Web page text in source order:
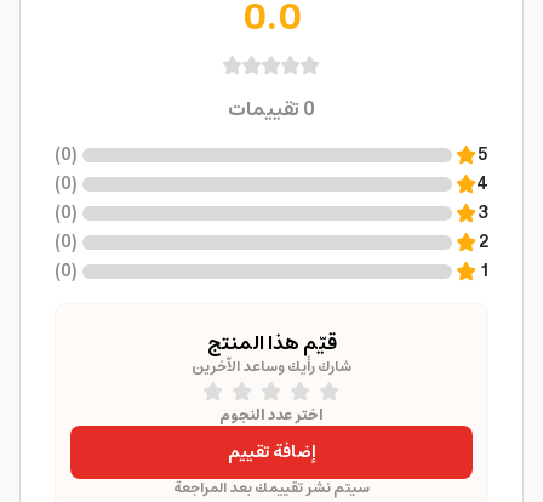
0.0
0تقييمات
5
(
0
)
4
(
0
)
3
(
0
)
2
(
0
)
1
(
0
)
قيّم هذا المنتج
شارك رأيك وساعد الآخرين
اختر عدد النجوم
إضافة تقييم
سيتم نشر تقييمك بعد المراجعة